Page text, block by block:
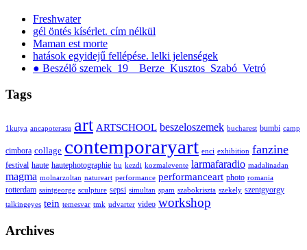
Freshwater
gél öntés kísérlet. cím nélkül
Maman est morte
hatások egyidejű fellépése. lelki jelenségek
● Beszélő szemek_19__Berze_Kusztos_Szabó_Vetró
Tags
1kutya ancapoterasu art ARTSCHOOL beszeloszemek bucharest bumbi camp
cimbora collage contemporaryart enci exhibition fanzine
festival haute hautephotographie hu kezdi kozmalevente larmafaradio madalinadan
magma molnarzoltan natureart performance performanceart photo romania
rotterdam saintgeorge sculpture sepsi simultan spam szabokriszta szekely szentgyorgy
talkingeyes tein temesvar tmk udvarter video workshop
Archives